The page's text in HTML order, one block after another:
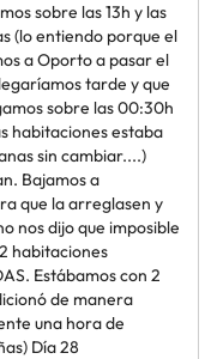
sobre las 13h y las
(lo entiendo porque el
a Oporto a pasar el
tarde y que
sobre las 00:30h
habitaciones estaba
sin cambiar....)
Bajamos a
que la arreglasen y
nos dijo que imposible
habitaciones
Estábamos con 2
de manera
una hora de
Día 28